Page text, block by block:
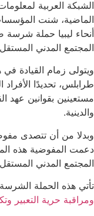
الشبكة العربية
الماضية، شنت
أنحاء ليبيا حملة شرسة
المجتمع المدني
ويتولى زمام القيادة
طرابلس، تحديدًا الأفراد
مستعينين بقوانين عهد
والدينية.
وبدلا من أن تتصدى
دعمت المفوضية هذه
المجتمع المدني
تأتي هذه الحملة
ومراقبة حرية التعبير